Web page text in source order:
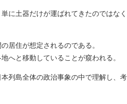
に土器だけが運ばれてきたのではな
居住が想定されるのである。
へと移動していることが窺われる。
列島全体の政治事象の中で理解し、